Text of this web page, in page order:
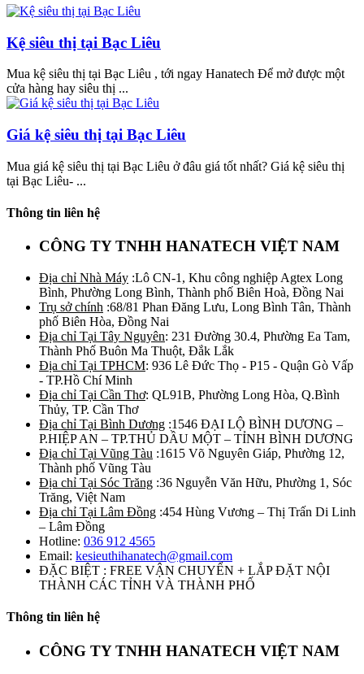
Kệ siêu thị tại Bạc Liêu
Mua kệ siêu thị tại Bạc Liêu , tới ngay Hanatech Để mở được một
cửa hàng hay siêu thị ...
Giá kệ siêu thị tại Bạc Liêu
Mua giá kệ siêu thị tại Bạc Liêu ở đâu giá tốt nhất? Giá kệ siêu thị
tại Bạc Liêu- ...
Thông tin liên hệ
CÔNG TY TNHH HANATECH VIỆT NAM
Địa chỉ Nhà Máy :Lô CN-1, Khu công nghiệp Agtex Long
Bình, Phường Long Bình, Thành phố Biên Hoà, Đồng Nai
Trụ sở chính :68/81 Phan Đăng Lưu, Long Bình Tân, Thành
phố Biên Hòa, Đồng Nai
Địa chỉ Tại Tây Nguyên: 231 Đường 30.4, Phường Ea Tam,
Thành Phố Buôn Ma Thuột, Đắk Lắk
Địa chỉ Tại TPHCM: 936 Lê Đức Thọ - P15 - Quận Gò Vấp
- TP.Hồ Chí Minh
Địa chỉ Tại Cần Thơ: QL91B, Phường Long Hòa, Q.Bình
Thủy, TP. Cần Thơ
Địa chỉ Tại Bình Dương :1546 ĐẠI LỘ BÌNH DƯƠNG –
P.HIỆP AN – TP.THỦ DẦU MỘT – TỈNH BÌNH DƯƠNG
Địa chỉ Tại Vũng Tàu :1615 Võ Nguyên Giáp, Phường 12,
Thành phố Vũng Tàu
Địa chỉ Tại Sóc Trăng :36 Nguyễn Văn Hữu, Phường 1, Sóc
Trăng, Việt Nam
Địa chỉ Tại Lâm Đồng :454 Hùng Vương – Thị Trấn Di Linh
– Lâm Đồng
Hotline: 036 912 4565
Email: kesieuthihanatech@gmail.com
ĐẶC BIỆT : FREE VẬN CHUYỂN + LẮP ĐẶT NỘI
THÀNH CÁC TỈNH VÀ THÀNH PHỐ
Thông tin liên hệ
CÔNG TY TNHH HANATECH VIỆT NAM